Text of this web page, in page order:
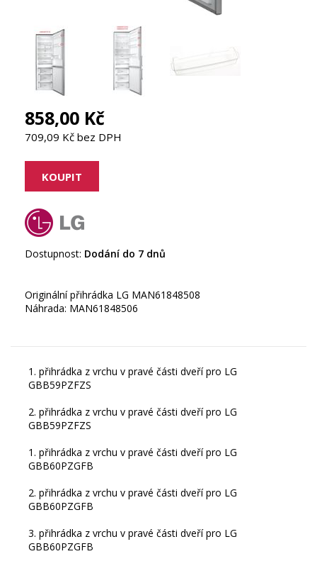
858,00 Kč
709,09 Kč bez DPH
Dostupnost: Dodání do 7 dnů
Originální přihrádka LG MAN61848508
Náhrada: MAN61848506
1. přihrádka z vrchu v pravé části dveří pro LG
GBB59PZFZS
2. přihrádka z vrchu v pravé části dveří pro LG
GBB59PZFZS
1. přihrádka z vrchu v pravé části dveří pro LG
GBB60PZGFB
2. přihrádka z vrchu v pravé části dveří pro LG
GBB60PZGFB
3. přihrádka z vrchu v pravé části dveří pro LG
GBB60PZGFB